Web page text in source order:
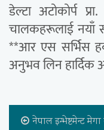
डेल्टा अटोकोर्प
चालकहरूलाई नयाँ
**आर एस सर्भिस हब
अनुभव लिन हार्दिक
नेपाल इन्भेष्टमेन्ट